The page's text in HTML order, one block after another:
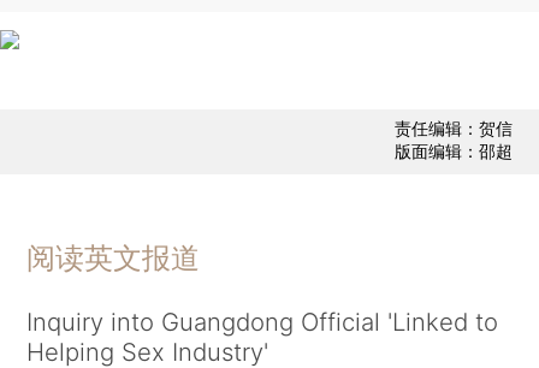
责任编辑：贺信
版面编辑：邵超
阅读英文报道
Inquiry into Guangdong Official 'Linked to
Helping Sex Industry'